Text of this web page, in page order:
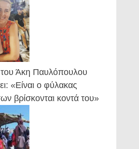
Άκη Παυλόπουλου
«Είναι ο φύλακας
βρίσκονται κοντά του»